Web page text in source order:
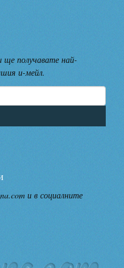
получавате най-
и-мейл.
и в социалните